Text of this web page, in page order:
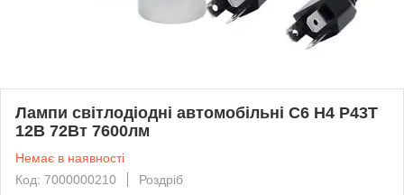
Лампи світлодіодні автомобільні C6 H4 P43T
12В 72Вт 7600лм
Немає в наявності
Код: 7000000210
Роздріб